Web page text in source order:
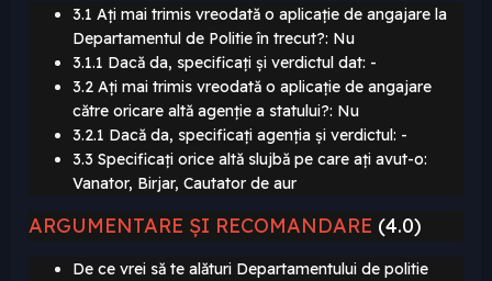
3.1 Ați mai trimis vreodată o aplicație de angajare la
Departamentul de Politie în trecut?: Nu
3.1.1 Dacă da, specificați și verdictul dat: -
3.2 Ați mai trimis vreodată o aplicație de angajare
către oricare altă agenție a statului?: Nu
3.2.1 Dacă da, specificați agenția și verdictul: -
3.3 Specificați orice altă slujbă pe care ați avut-o:
Vanator, Birjar, Cautator de aur
ARGUMENTARE ȘI RECOMANDARE (4.0)
De ce vrei să te alături Departamentului de politie